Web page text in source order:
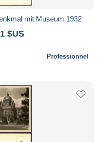
mit Museum 1932
$US
Professionnel